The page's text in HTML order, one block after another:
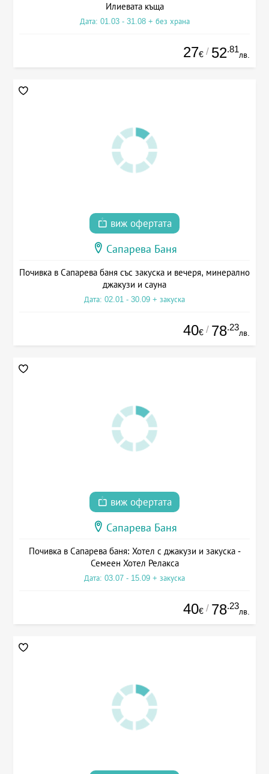
Илиевата къща
Дата: 01.03 - 31.08 + без храна
27€ / 52.81
лв.
виж офертата
Сапарева Баня
Почивка в Сапарева баня със закуска и вечеря, минерално
джакузи и сауна
Дата: 02.01 - 30.09 + закуска
40€ / 78.23
лв.
виж офертата
Сапарева Баня
Почивка в Сапарева баня: Хотел с джакузи и закуска -
Семеен Хотел Релакса
Дата: 03.07 - 15.09 + закуска
40€ / 78.23
лв.